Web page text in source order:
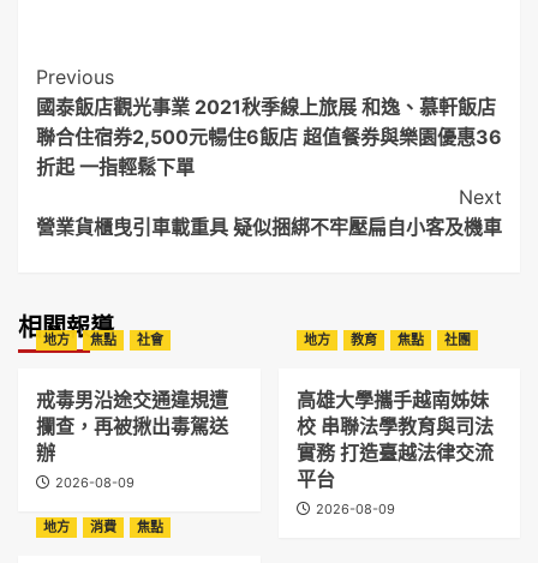
Post
Navigation
Previous
國泰飯店觀光事業 2021秋季線上旅展 和逸、慕軒飯店
聯合住宿券2,500元暢住6飯店 超值餐券與樂園優惠36
折起 一指輕鬆下單
Next
營業貨櫃曳引車載重具 疑似捆綁不牢壓扁自小客及機車
相關報導
地方 焦點 社會
戒毒男沿途交通違規遭
攔查，再被揪出毒駕送
辦
2026-08-09
地方 教育 焦點 社團
高雄大學攜手越南姊妹
校 串聯法學教育與司法
實務 打造臺越法律交流
平台
2026-08-09
地方
消費 焦點